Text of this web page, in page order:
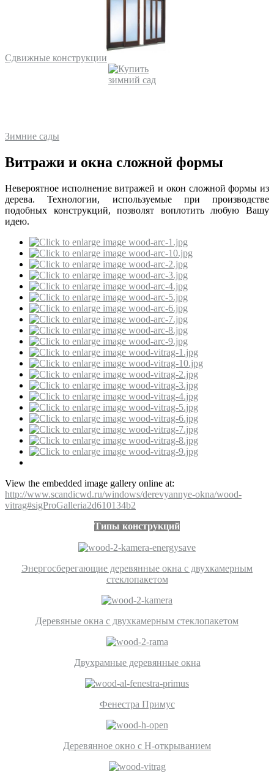
Сдвижные конструкции
Зимние сады
Витражи и окна сложной формы
Невероятное исполнение витражей и окон сложной формы из
дерева. Технологии, используемые при производстве
подобных конструкций, позволят воплотить любую Вашу
идею.
View the embedded image gallery online at:
http://www.scandicwd.ru/windows/derevyannye-okna/wood-
vitrag#sigProGalleria2d610134b2
Типы конструкций
Энергосберегающие деревянные окна с двухкамерным
стеклопакетом
Деревяные окна с двухкамерным стеклопакетом
Двухрамные деревянные окна
Фенестра Примус
Деревянное окно с Н-открыванием